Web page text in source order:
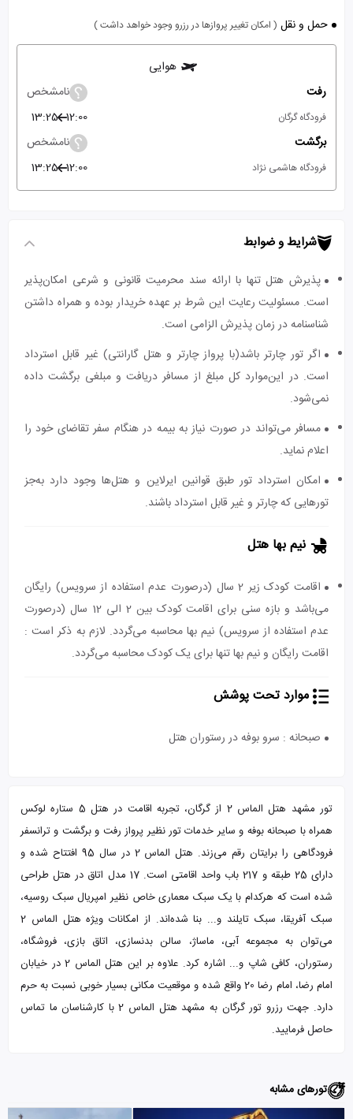
حمل و نقل ( امکان تغییر پروازها در رزرو وجود خواهد داشت )
هوایی
رفت
نامشخص
فرودگاه گرگان 12:00
13:25
برگشت
نامشخص
فرودگاه هاشمی نژاد 12:00
13:25
شرایط و ضوابط
پذیرش هتل تنها با ارائه سند محرمیت قانونی و شرعی امکان‌پذیر
است. مسئولیت رعایت این شرط بر عهده خریدار بوده و همراه داشتن
شناسنامه در زمان پذیرش الزامی است.
اگر تور چارتر باشد(با پرواز چارتر و هتل گارانتی) غیر قابل استرداد
است. در این‌موارد کل مبلغ از مسافر دریافت و مبلغی برگشت داده
نمی‌شود.
مسافر می‌تواند در صورت نیاز به بیمه در هنگام سفر تقاضای خود را
اعلام نماید.
امکان استرداد تور طبق قوانین ایرلاین و هتل‌ها وجود دارد به‌جز
تورهایی که چارتر و غیر قابل استرداد باشند.
نیم بها هتل
اقامت کودک زیر 2 سال (درصورت عدم استفاده از سرویس) رایگان
می‌باشد و بازه سنی برای اقامت کودک بین 2 الی 12 سال (درصورت
عدم استفاده از سرویس) نیم بها محاسبه می‌گردد. لازم به ذکر است :
اقامت رایگان و نیم بها تنها برای یک کودک محاسبه می‌گردد.
موارد تحت پوشش
صبحانه : سرو بوفه در رستوران هتل
تور مشهد هتل الماس 2 از گرگان، تجربه اقامت در هتل 5 ستاره لوکس
همراه با صبحانه بوفه و سایر خدمات تور نظیر پرواز رفت و برگشت و ترانسفر
فرودگاهی را برایتان رقم می‌زند. هتل الماس 2 در سال 95 افتتاح شده و
دارای 25 طبقه و 217 باب واحد اقامتی است. 17 مدل اتاق در هتل طراحی
شده است که هرکدام با یک سبک معماری خاص نظیر امپریال سبک روسیه،
سبک آفریقا، سبک تایلند و... بنا شد‌ه‌اند. از امکانات ویژه هتل الماس 2
می‌توان به مجموعه آبی، ماساژ، سالن بدنسازی، اتاق بازی، فروشگاه،
رستوران، کافی شاپ و... اشاره کرد. علاوه بر این هتل الماس 2 در خیابان
امام رضا، امام رضا 20 واقع شده و موقعیت مکانی بسیار خوبی نسبت به حرم
دارد. جهت رزرو تور گرگان به مشهد هتل الماس 2 با کارشناسان ما تماس
حاصل فرمایید.
تورهای مشابه